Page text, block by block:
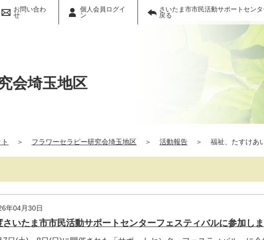
お問い合わ
せ
個人会員ログイ
ン
さいたま市市民活動サポートセン
戻る
会埼玉地区
＞ フラワーセラピー研究会埼玉地区 ＞ 活動報告 ＞ 福祉、たすけあ
年04月30日
さいたま市市民活動サポートセンターフェスティバルに参加し